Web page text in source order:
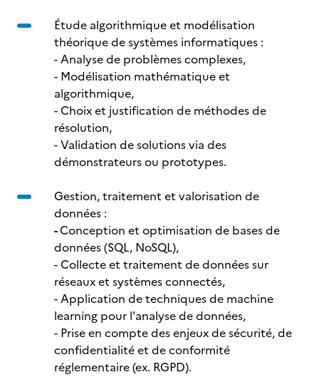
Étude algorithmique et modélisation
théorique de systèmes informatiques :
- Analyse de problèmes complexes,
- Modélisation mathématique et
algorithmique,
- Choix et justification de méthodes de
résolution,
- Validation de solutions via des
démonstrateurs ou prototypes.
Gestion, traitement et valorisation de
données :
-Conception et optimisation de bases de
données (SQL, NoSQL),
- Collecte et traitement de données sur
réseaux et systèmes connectés,
- Application de techniques de machine
learning pour l'analyse de données,
- Prise en compte des enjeux de sécurité, de
confidentialité et de conformité
réglementaire (ex. RGPD).